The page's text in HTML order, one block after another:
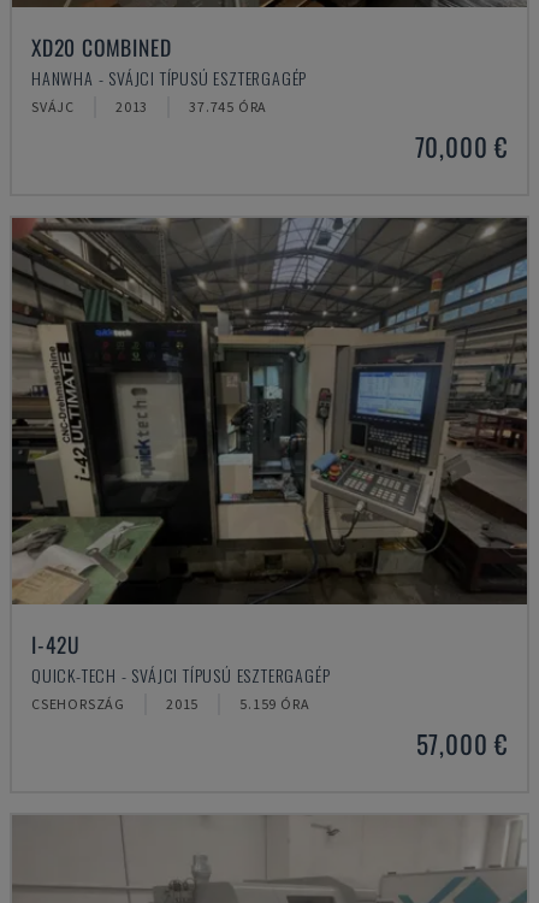
XD20 COMBINED
HANWHA - SVÁJCI TÍPUSÚ ESZTERGAGÉP
SVÁJC 2013 37.745 ÓRA
70,000 €
I-42U
QUICK-TECH - SVÁJCI TÍPUSÚ ESZTERGAGÉP
CSEHORSZÁG 2015 5.159 ÓRA
57,000 €